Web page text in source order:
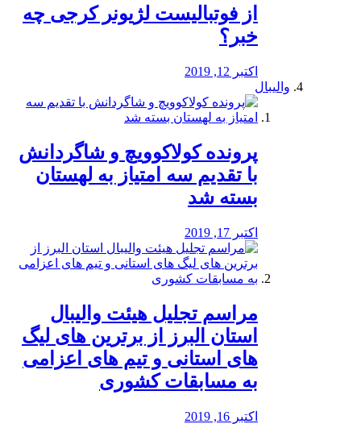
از فوتبالیست لژیونر کرجی چه
خبر؟
اکتبر 12, 2019
والیبال
پرونده کولاکوویچ و شاگردانش
با تقدیم سه امتیاز به لهستان
بسته شد
اکتبر 17, 2019
مراسم تجلیل هیئت والیبال
استان البرز از برترین های لیگ
های استانی و تیم های اعزامی
به مسابقات کشوری
اکتبر 16, 2019